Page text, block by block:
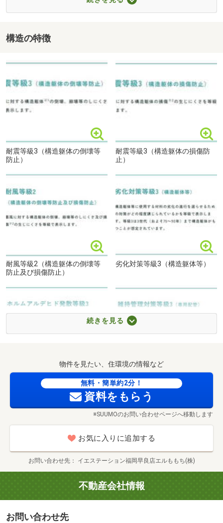
粕屋町立西幼稚園まで291m
社会医療法人青洲会福岡青洲会病院まで1192m
粕屋仲原郵便局まで650m
■【公園】上亀山駅跡公園（約2103m・徒歩27分）
まずはお気軽にお問合せださい♪
(0120-009677)
オート便ふた開閉
構造の特徴
耐震等級3（構造躯体の倒壊等
防止）
耐震等級3（構造躯体の損傷防
止）
耐風等級2（構造躯体の倒壊等
防止及び損傷防止）
劣化対策等級3（構造躯体等）
ホルムアルデヒド発散等級
3（内装・天井裏等）
維持管理対策等級3（専用配
管）
続きを見る
物件を見たい、住環境の情報など
無料・簡単約2分！
資料をもらう
※SUUMOのお問い合わせページへ移動します
お気に入りに追加する
お問い合わせ先 イエステーション福岡早良店エルももち(株)
不動産会社情報
お問い合わせ先